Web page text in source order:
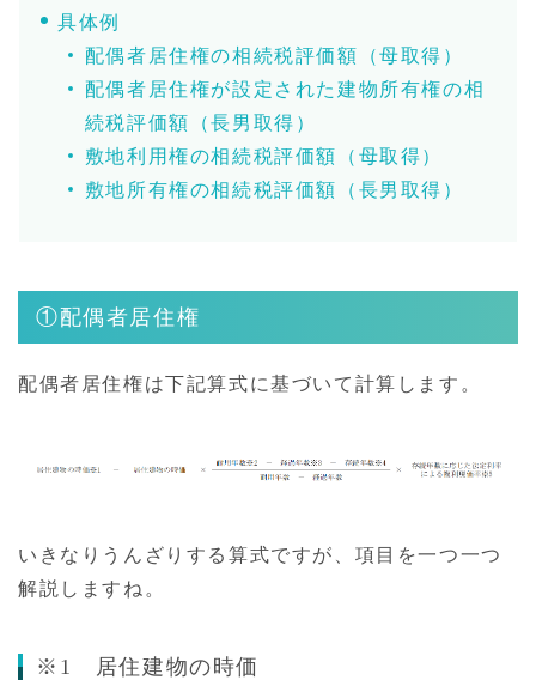
具体例
配偶者居住権の相続税評価額（母取得）
配偶者居住権が設定された建物所有権の相
続税評価額（長男取得）
敷地利用権の相続税評価額（母取得）
敷地所有権の相続税評価額（長男取得）
①配偶者居住権
配偶者居住権は下記算式に基づいて計算します。
いきなりうんざりする算式ですが、項目を一つ一つ
解説しますね。
※1 居住建物の時価